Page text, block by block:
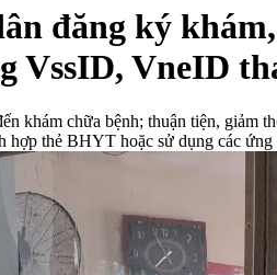
đăng ký
VssID, VneID
khám chữa bệnh; thuận tiện, giảm
hợp thẻ BHYT hoặc sử dụng các